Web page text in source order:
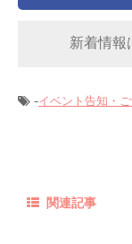
新着情報
-イベント告知・
関連記事